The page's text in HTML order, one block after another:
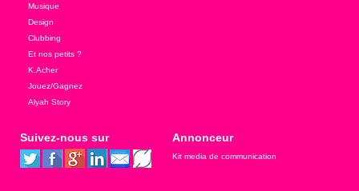
Musique
Design
Clubbing
Et nos petits ?
K.Acher
Jouez/Gagnez
Alyah Story
Suivez-nous sur Annonceur
Kit media de communication